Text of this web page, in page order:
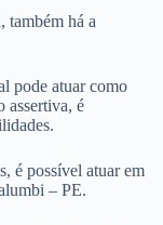
também há a
pode atuar como
assertiva, é
é possível atuar em
– PE.